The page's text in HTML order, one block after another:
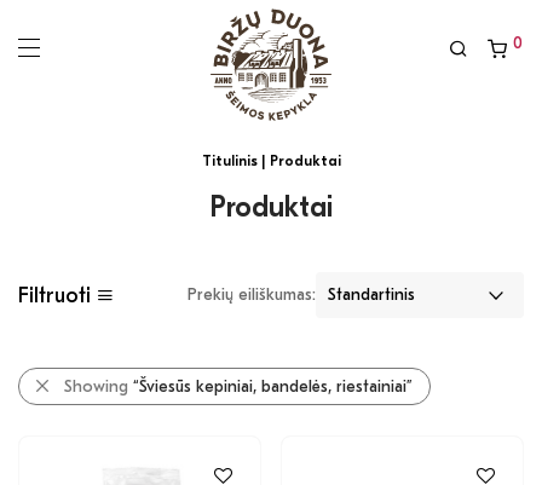
0
Titulinis | Produktai
Produktai
Filtruoti Prekių eiliškumas:
Showing “Šviesūs kepiniai, bandelės, riestainiai”